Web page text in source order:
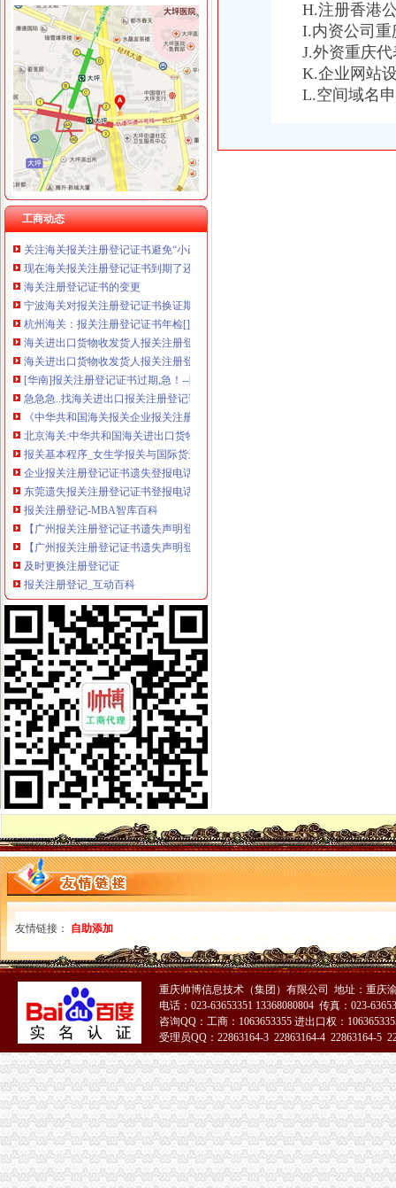
工商动态
海关报关注册登记证书
【青关动态】海关报关企业注册登记提速的“密”-搜狐
宁波海关对报关注册登记证书换证期限的规定-customhy的日志-网易
中华共和国海关总署>报关企业注册登记
厦门海关：关于报关注册登记证书年检
外贸从业人员必知:海关单证丢了怎么办?_厦门威尼亚网络科技有限
天津海关关于报关企业更换注册登记证书的通知
报关注册登记证地址变更
请问生意经的朋友,海关注册登记证书和报关注册登记证书是同一个么
海关报关注册登记证书过期几个月了,办理换证需要哪些资料？急！！
关注海关报关注册登记证书避免“小疏忽”带来通关不畅_新闻_南海网
现在海关报关注册登记证书到期了还要换证吗_政务咨询_浙江电子口岸
海关注册登记证书的变更
宁波海关对报关注册登记证书换证期限的规定-customhy的日志-网易
杭州海关：报关注册登记证书年检[]-报关员通关指南--育路报关
海关进出口货物收发货人报关注册登记证书-报关员通关指南--育路报关
海关进出口货物收发货人报关注册登记证书-外贸单证-福步外贸论坛
[华南]报关注册登记证书过期,急！--阿里巴巴外贸圈外贸论坛
急急急..找海关进出口报关注册登记证的失主_惊驾图文广告_新浪博客
《中华共和国海关报关企业报关注册登记证书》有效期限为_____
北京海关:中华共和国海关进出口货物收发货人报关注册登记证书
报关基本程序_女生学报关与国际货运_海关报关注册登记证书_
企业报关注册登记证书遗失登报电话_志趣网
东莞遗失报关注册登记证书登报电话-东莞日报分类广告部
报关注册登记-MBA智库百科
【广州报关注册登记证书遗失声明登报费用】价格,
【广州报关注册登记证书遗失声明登报公司】价格,
及时更换注册登记证
报关注册登记_互动百科
观典防务：关于获得海关报关单位注册登记证书的公告_观典防务（
请教关于进出口货物收发货人报关注册登记证书_烟台网上民声_胶东在
海关报关单位注册登记证书|资质荣誉|公司介绍|洛博塔重工机械设备
报关员辅导重点提炼：报关企业注册登记-报关员资格-无忧考网
办理海关注册登记、变更、注销等所需材料
进出口货物收发货人报关注册登记证书逾期怎么办?-知乎
报关企业注册登记许可
如何办理海关报关注册登记？【上海聚儒吧】_百度贴吧
中华共和国海关报关单位注册登记证书-莆田市德明机械制造有限
报关单位的注册登记-律快车报关商检
报关企业报关注册登记证书业务申请书（办事指南）_中华文本库
企业五证合一税务登记证后报关单位注册登记证书需要变更吗-91股票
海关报关单位注册登记证办理流程.doc-企业文件分享|开普云网盘-
(单选)报关企业报关注册登记证书和进出口收发货…-华陌网
生活小百科：海关进出口货物收发货人报关注册登记证变更人代表
中国共和国海关报关单位注册登记证书-资质荣誉-河北北光环
中华共和国海关报关单位注册登记证书-企业资质-成都利方路桥工
什么是报关单位？报关单位的注册登记-律快车报关商检
代理注册进出口货物收发货人报关注册登记证书-上海58同城
报关企业注册登记
海关提醒：进出口企业报关前别忘注册登记
【代办进出口货物收发货人报关注册登记证书,人卡,操作员卡】
报关企业注册登记许可延续-MBA智库文档
海关报关注册登记证书
【青关动态】海关报关企业注册登记提速的“密”-搜狐
宁波海关对报关注册登记证书换证期限的规定-customhy的日志-网易
中华共和国海关总署>报关企业注册登记
厦门海关：关于报关注册登记证书年检
外贸从业人员必知:海关单证丢了怎么办?_厦门威尼亚网络科技有限
天津海关关于报关企业更换注册登记证书的通知
报关注册登记证地址变更
请问生意经的朋友,海关注册登记证书和报关注册登记证书是同一个么
H.注册香港
I.内资公司重
J.外资重庆代
K.企业网站
L.空间域名
友情链接： 自助添加
重庆帅博信息技术（集团）有限公司 地址：重庆
电话：023-63653351 13368080804 传真：023-
咨询QQ：工商：1063653355 进出口权：
受理员QQ：22863164-3 22863164-4 22863164-5